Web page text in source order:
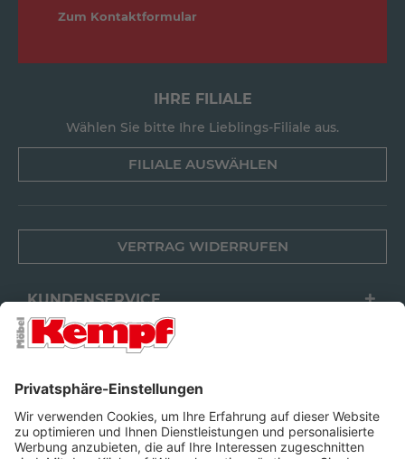
Zum Kontaktformular
IHRE FILIALE
Wählen Sie bitte Ihre Lieblings-Filiale aus.
FILIALE AUSWÄHLEN
VERTRAG WIDERRUFEN
KUNDENSERVICE
FILIALEN
FOLGEN SIE UNS